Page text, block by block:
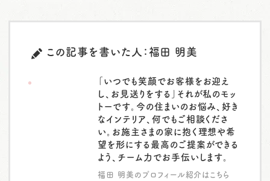
この記事を書いた人：福田 明美
「いつでも笑顔でお客様をお迎え
し、お見送りをする」それが私のモッ
トーです。今の住まいのお悩み、好き
なインテリア、何でもご相談くださ
い。お施主さまの家に抱く理想や希
望を形にする最高のご提案ができる
よう、チーム力でお手伝いします。
福田 明美のプロフィール紹介はこちら